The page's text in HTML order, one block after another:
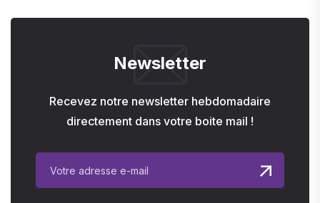
Newsletter
Recevez notre newsletter hebdomadaire
directement dans votre boite mail !